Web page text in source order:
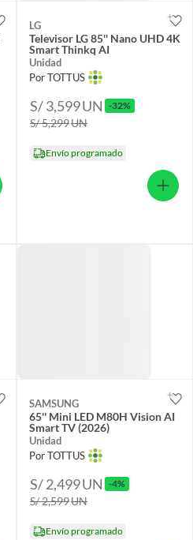
LG
Televisor LG 85'' Nano UHD 4K
Smart Thinkq AI
Unidad
Por TOTTUS
S/ 3,599UN -32%
S/ 5,299UN
Envío programado
SAMSUNG
65'' Mini LED M80H Vision AI
Smart TV (2026)
Unidad
Por TOTTUS
S/ 2,499UN -4%
S/ 2,599UN
Envío programado